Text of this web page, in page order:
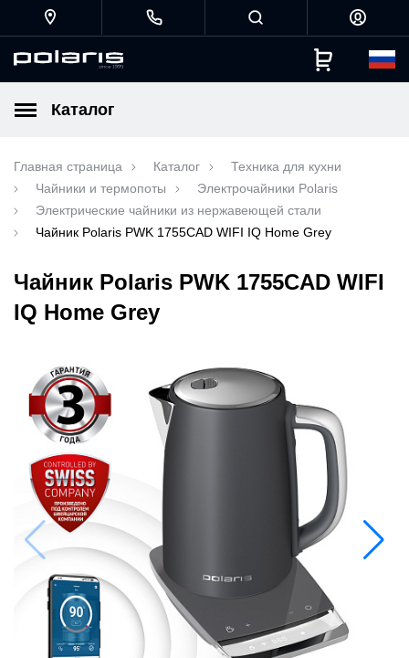
Каталог
Главная страница Каталог
Техника для кухни
Чайники и термопоты
Электрочайники Polaris
Электрические чайники из нержавеющей стали
Чайник Polaris PWK 1755CAD WIFI IQ Home Grey
Чайник Polaris PWK 1755CAD WIFI
IQ Home Grey